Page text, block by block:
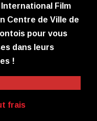
Film
Centre de Ville de
pour vous
dans leurs
!
frais